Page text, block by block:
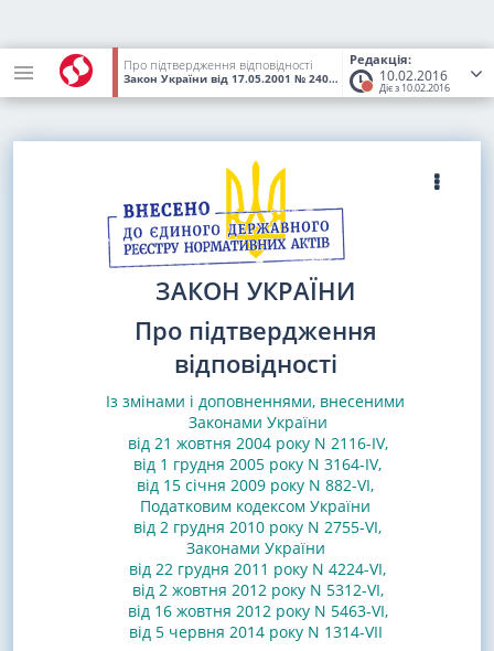
Редакція:
10.02.2016
Діє з 10.02.2016
Про підтвердження відповідності
Закон України від 17.05.2001 № 2406-III (Статус:Втратив
ЗАКОН УКРАЇНИ
Про підтвердження
відповідності
Із змінами і доповненнями, внесеними
Законами України
від 21 жовтня 2004 року N 2116-IV,
від 1 грудня 2005 року N 3164-IV,
від 15 січня 2009 року N 882-VI,
Податковим кодексом України
від 2 грудня 2010 року N 2755-VI,
Законами України
від 22 грудня 2011 року N 4224-VI,
від 2 жовтня 2012 року N 5312-VI,
від 16 жовтня 2012 року N 5463-VI,
від 5 червня 2014 року N 1314-VII